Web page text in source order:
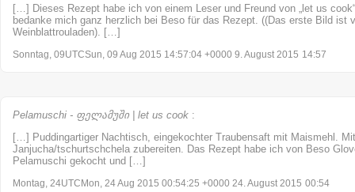
[…] Dieses Rezept habe ich von einem Leser und Freund von „let us
bedanke mich ganz herzlich bei Beso für das Rezept. ((Das erste Bild ist
Weinblattrouladen). […]
Sonntag, 09UTCSun, 09 Aug 2015 14:57:04 +0000 9. August 2015 14:57
Pelamuschi - ფელამუში | let us cook :
[…] Puddingartiger Nachtisch, eingekochter Traubensaft mit Maismehl.
Janjucha/tschurtschchela zubereiten. Das Rezept habe ich von Beso
Pelamuschi gekocht und […]
Montag, 24UTCMon, 24 Aug 2015 00:54:25 +0000 24. August 2015 00:54